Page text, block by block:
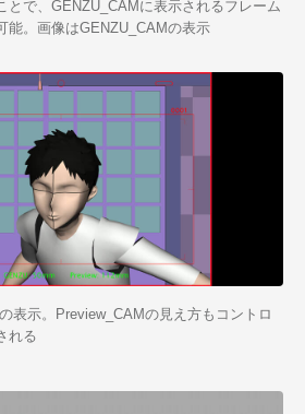
で、GENZU_CAMに表示されるフレーム
能。画像はGENZU_CAMの表示
表示。Preview_CAMの見え方もコントロ
れる